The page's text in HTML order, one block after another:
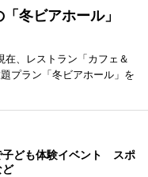
「冬ビアホール」
在、レストラン「カフェ＆
プラン「冬ビアホール」を
子ども体験イベント スポ
ど